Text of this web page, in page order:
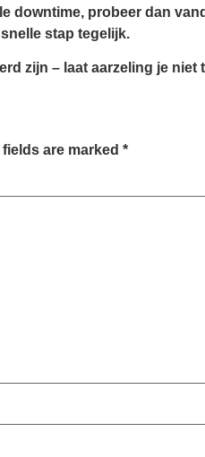
downtime, probeer dan
stap tegelijk.
zijn – laat aarzeling je niet
are marked *